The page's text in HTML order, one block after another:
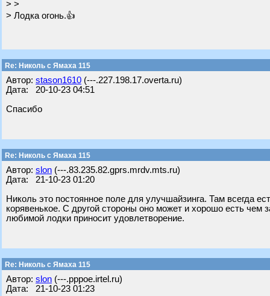
> >
> Лодка огонь.👍
Re: Николь с Ямаха 115
Автор: stason1610 (---.227.198.17.overta.ru)
Дата: 20-10-23 04:51
Спасибо
Re: Николь с Ямаха 115
Автор: slon (---.83.235.82.gprs.mrdv.mts.ru)
Дата: 21-10-23 01:20
Николь это постоянное поле для улучшайзинга. Там всегда
корявенькое. С другой стороны оно может и хорошо есть чем
любимой лодки приносит удовлетворение.
Re: Николь с Ямаха 115
Автор: slon (---.pppoe.irtel.ru)
Дата: 21-10-23 01:23